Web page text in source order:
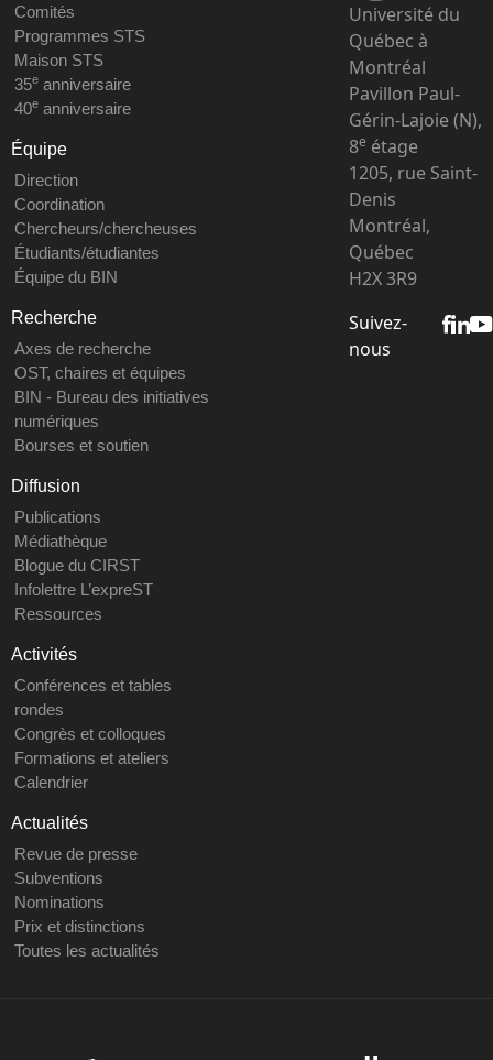
Comités
Programmes STS
Maison STS
35eanniversaire
40eanniversaire
Équipe
Direction
Coordination
Chercheurs/chercheuses
Étudiants/étudiantes
Équipe du BIN
Recherche
Axes de recherche
OST, chaires et équipes
BIN - Bureau des initiatives
numériques
Bourses et soutien
Diffusion
Publications
Médiathèque
Blogue du CIRST
Infolettre L’expreST
Ressources
Activités
Conférences et tables
rondes
Congrès et colloques
Formations et ateliers
Calendrier
Actualités
Revue de presse
Subventions
Nominations
Prix et distinctions
Toutes les actualités
Université du
Québec à
Montréal
Pavillon Paul-
Gérin-Lajoie (N),
8e étage
1205, rue Saint-
Denis
Montréal,
Québec
H2X 3R9
Suivez-
nous